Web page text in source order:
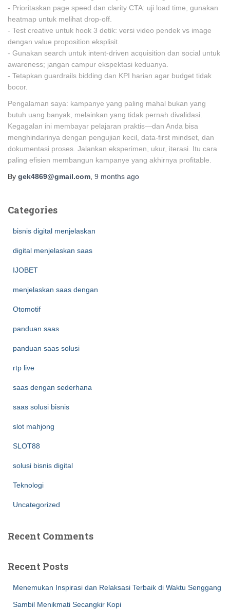
- Prioritaskan page speed dan clarity CTA: uji load time, gunakan
heatmap untuk melihat drop-off.
- Test creative untuk hook 3 detik: versi video pendek vs image
dengan value proposition eksplisit.
- Gunakan search untuk intent-driven acquisition dan social untuk
awareness; jangan campur ekspektasi keduanya.
- Tetapkan guardrails bidding dan KPI harian agar budget tidak
bocor.
Pengalaman saya: kampanye yang paling mahal bukan yang
butuh uang banyak, melainkan yang tidak pernah divalidasi.
Kegagalan ini membayar pelajaran praktis—dan Anda bisa
menghindarinya dengan pengujian kecil, data-first mindset, dan
dokumentasi proses. Jalankan eksperimen, ukur, iterasi. Itu cara
paling efisien membangun kampanye yang akhirnya profitable.
By gek4869@gmail.com 9 months ago
Categories
bisnis digital menjelaskan
digital menjelaskan saas
IJOBET
menjelaskan saas dengan
Otomotif
panduan saas
panduan saas solusi
rtp live
saas dengan sederhana
saas solusi bisnis
slot mahjong
SLOT88
solusi bisnis digital
Teknologi
Uncategorized
Recent Comments
Recent Posts
Menemukan Inspirasi dan Relaksasi Terbaik di Waktu Senggang
Sambil Menikmati Secangkir Kopi